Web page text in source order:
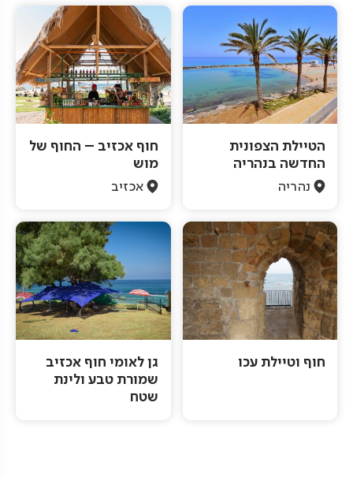
הטיילת הצפונית
החדשה בנהריה
נהריה
חוף אכזיב – החוף של
מוש
אכזיב
חוף וטיילת עכו
גן לאומי חוף אכזיב
שמורת טבע ולינת
שטח